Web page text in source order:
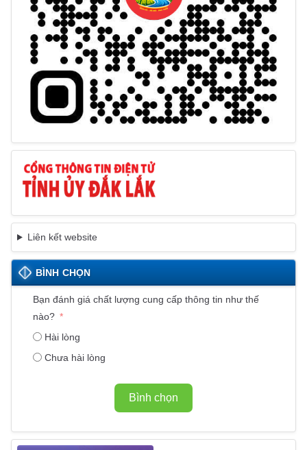
Liên kết website
BÌNH CHỌN
Bạn đánh giá chất lượng cung cấp thông tin như thế
nào?
Hài lòng
Chưa hài lòng
Bình chọn